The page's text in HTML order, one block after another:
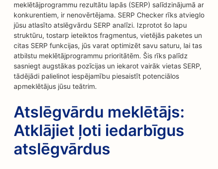
meklētājprogrammu rezultātu lapās (SERP) salīdzinājumā ar
konkurentiem, ir nenovērtējama. SERP Checker rīks atvieglo
jūsu atlasīto atslēgvārdu SERP analīzi. Izprotot šo lapu
struktūru, tostarp ieteiktos fragmentus, vietējās paketes un
citas SERP funkcijas, jūs varat optimizēt savu saturu, lai tas
atbilstu meklētājprogrammu prioritātēm. Šis rīks palīdz
sasniegt augstākas pozīcijas un iekarot vairāk vietas SERP,
tādējādi palielinot iespējamību piesaistīt potenciālos
apmeklētājus jūsu teātrim.
Atslēgvārdu meklētājs:
Atklājiet ļoti iedarbīgus
atslēgvārdus